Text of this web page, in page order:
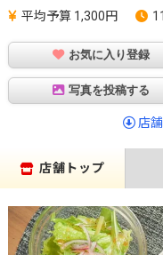
平均予算 1,300円
お気に入り登録
写真を投稿する
店
店舗トップ